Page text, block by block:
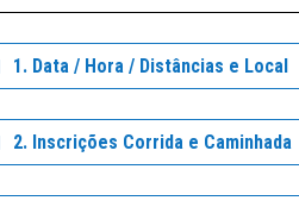
1. Data / Hora / Distâncias e Local
2. Inscrições Corrida e Caminhada